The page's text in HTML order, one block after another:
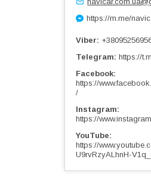
https://m.me/
Viber
Telegram https://
Facebook
https://
/
Instagram
https://
YouTube
https://
U9rvRzyALhnH-